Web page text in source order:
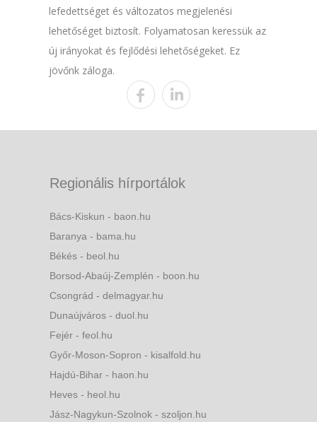
lefedettséget és változatos megjelenési
lehetőséget biztosít. Folyamatosan keressük az
új irányokat és fejlődési lehetőségeket. Ez
jövőnk záloga.
Regionális hírportálok
Bács-Kiskun - baon.hu
Baranya - bama.hu
Békés - beol.hu
Borsod-Abaúj-Zemplén - boon.hu
Csongrád - delmagyar.hu
Dunaújváros - duol.hu
Fejér - feol.hu
Győr-Moson-Sopron - kisalfold.hu
Hajdú-Bihar - haon.hu
Heves - heol.hu
Jász-Nagykun-Szolnok - szoljon.hu